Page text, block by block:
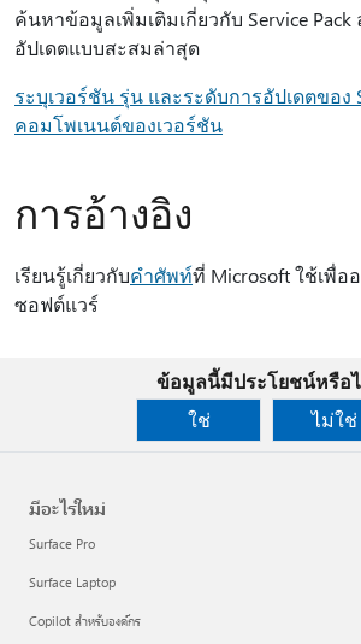
ค้นหาข้อมูลเพิ่มเติมเกี่ยวกับ Service
อัปเดตแบบสะสมล่าสุด
ระบุเวอร์ชัน รุ่น และระดับการอัปเดตของ
คอมโพเนนต์ของเวอร์ชัน
การอ้างอิง
เรียนรู้เกี่ยวกับคำศัพท์ที่ Microsoft ใช้เพื่อ
ซอฟต์แวร์
ข้อมูลนี้มีประโยชน์หรือ
ใช่
ไม่ใช่
มีอะไรใหม่
Surface Pro
Surface Laptop
Copilot สำหรับองค์กร